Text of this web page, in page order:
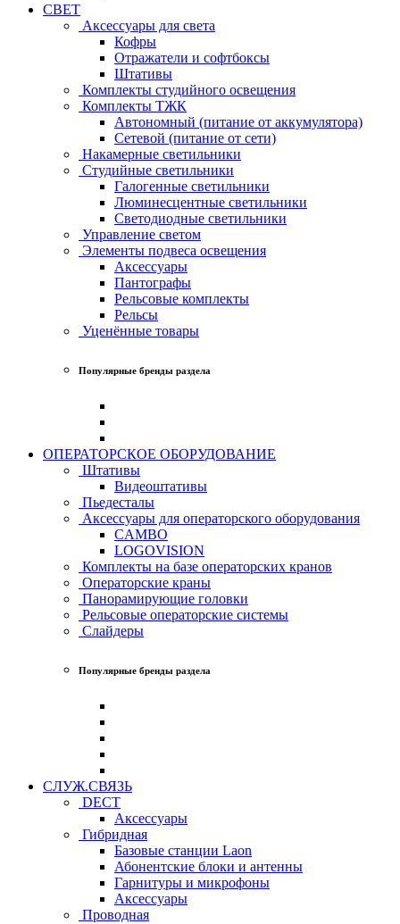
СВЕТ
Аксессуары для света
Кофры
Отражатели и софтбоксы
Штативы
Комплекты студийного освещения
Комплекты ТЖК
Автономный (питание от аккумулятора)
Сетевой (питание от сети)
Накамерные светильники
Студийные светильники
Галогенные светильники
Люминесцентные светильники
Светодиодные светильники
Управление светом
Элементы подвеса освещения
Аксессуары
Пантографы
Рельсовые комплекты
Рельсы
Уценённые товары
Популярные бренды раздела
ОПЕРАТОРСКОЕ ОБОРУДОВАНИЕ
Штативы
Видеоштативы
Пьедесталы
Аксессуары для операторского оборудования
CAMBO
LOGOVISION
Комплекты на базе операторских кранов
Операторские краны
Панорамирующие головки
Рельсовые операторские системы
Слайдеры
Популярные бренды раздела
СЛУЖ.СВЯЗЬ
DECT
Аксессуары
Гибридная
Базовые станции Laon
Абонентские блоки и антенны
Гарнитуры и микрофоны
Аксессуары
Проводная